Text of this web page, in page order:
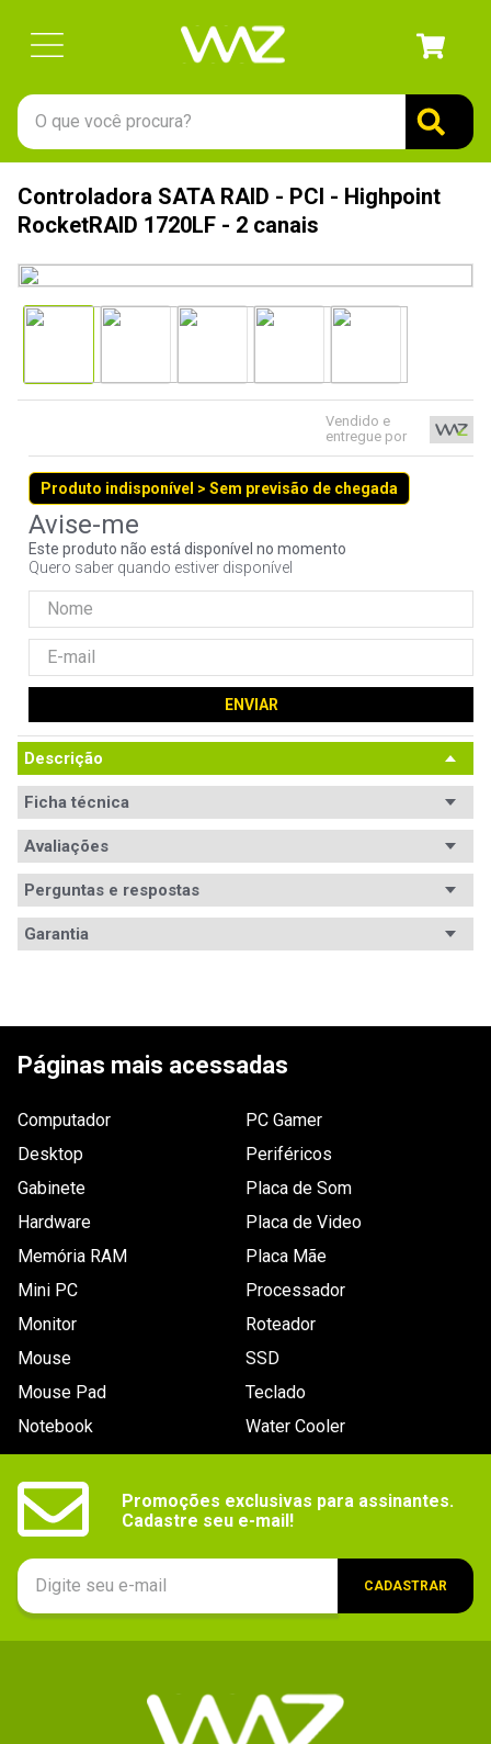
O que você procura?
Controladora SATA RAID - PCI - Highpoint
RocketRAID 1720LF - 2 canais
Vendido e
entregue por
Produto indisponível > Sem previsão de chegada
Este produto não está disponível no momento
Quero saber quando estiver disponível
ENVIAR
Descrição
Ficha técnica
Avaliações
Avaliações
ESCREVER AVALIAÇÃO
Perguntas e respostas
Garantia
Páginas mais acessadas
Computador
Desktop
Gabinete
Hardware
Memória RAM
Mini PC
Monitor
Mouse
Mouse Pad
Notebook
PC Gamer
Periféricos
Placa de Som
Placa de Video
Placa Mãe
Processador
Roteador
SSD
Teclado
Water Cooler
Promoções exclusivas para assinantes.
Cadastre seu e-mail!
CADASTRAR
1 º
gabinete
3º
teclado
ssd
6º
mouse
8º
fractal
10º hd